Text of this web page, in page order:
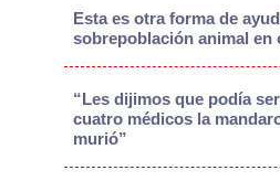
Esta es otra forma de
sobrepoblación animal en
“Les dijimos que podía
cuatro médicos la
murió”